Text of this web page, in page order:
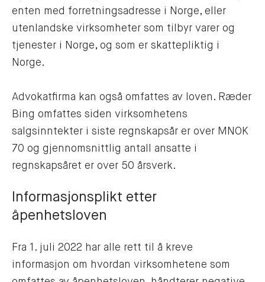
enten med forretningsadresse i Norge, eller
utenlandske virksomheter som tilbyr varer og
tjenester i Norge, og som er skattepliktig i
Norge.
Advokatfirma kan også omfattes av loven. Ræder
Bing omfattes siden virksomhetens
salgsinntekter i siste regnskapsår er over MNOK
70 og gjennomsnittlig antall ansatte i
regnskapsåret er over 50 årsverk.
Informasjonsplikt etter
åpenhetsloven
Fra 1. juli 2022 har alle rett til å kreve
informasjon om hvordan virksomhetene som